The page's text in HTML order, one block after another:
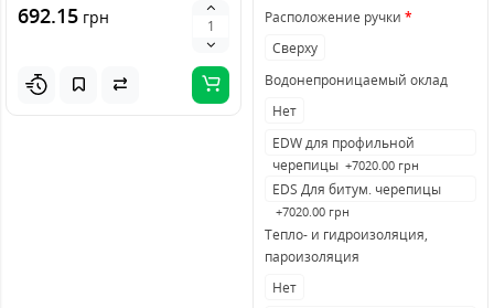
692.15 грн
Расположение ручки
Сверху
Водонепроницаемый оклад
Нет
EDW для профильной
черепицы +7020.00 грн
EDS Для битум. черепицы
+7020.00 грн
Тепло- и гидроизоляция,
пароизоляция
Нет